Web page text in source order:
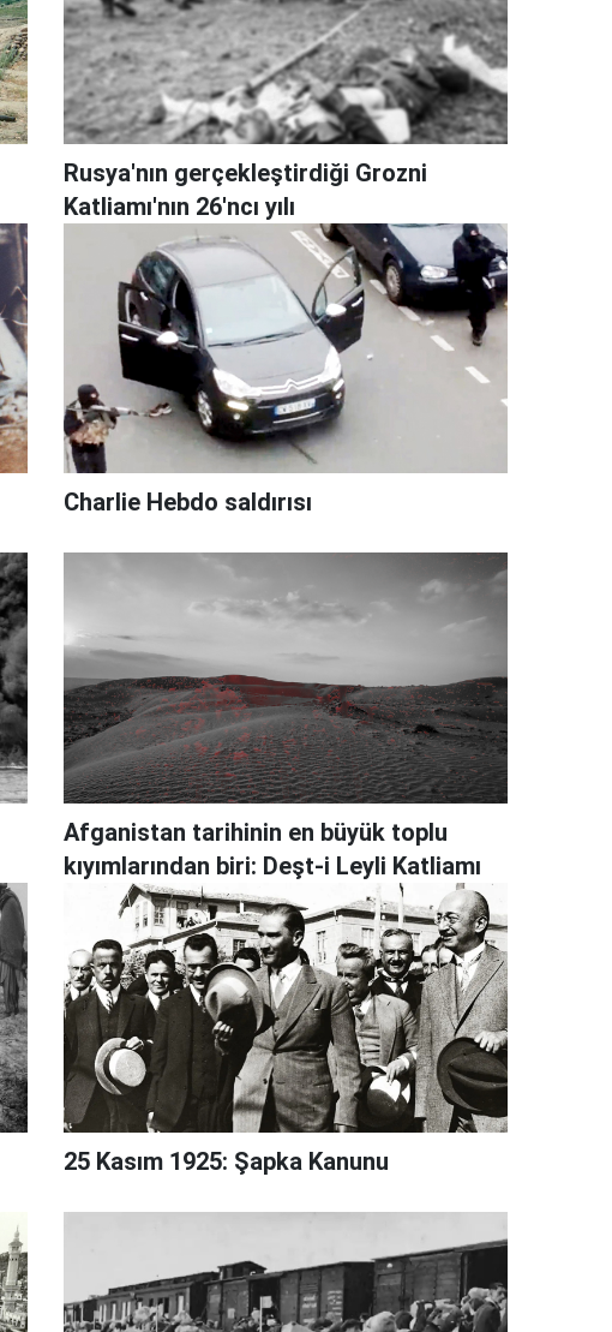
Rusya'nın gerçekleştirdiği Grozni
Katliamı'nın 26'ncı yılı
Charlie Hebdo saldırısı
Afganistan tarihinin en büyük toplu
kıyımlarından biri: Deşt-i Leyli Katliamı
25 Kasım 1925: Şapka Kanunu